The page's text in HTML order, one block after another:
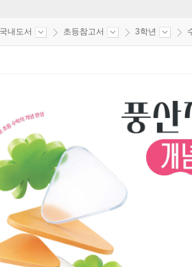
국내도서 초등참고서 3학년